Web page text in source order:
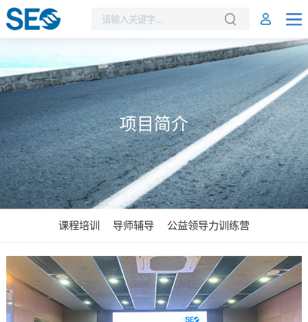
项目简介
课程培训 导师辅导 公益领导力训练营